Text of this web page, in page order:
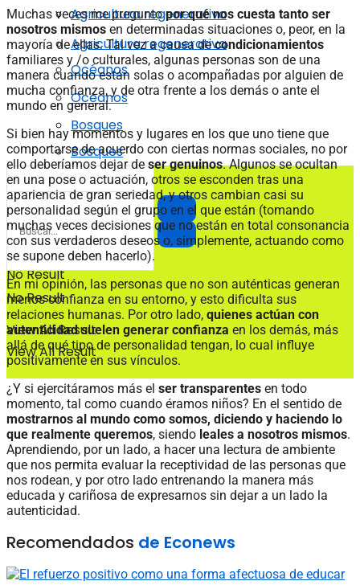
Agricultura regenerativa
Océanos
Bosques
No Result
View All Result
Agricultura regenerativa
Océanos
Bosques
No Result
View All Result
Muchas veces me preguntopor qué nos cuesta tanto ser
nosotros mismos en determinadas situaciones o, peor, en la
mayoría de ellas. Tal vez a causa decondicionamientos
familiares y /o culturales, algunas personas son de una
manera cuando están solas o acompañadas por alguien de
mucha confianza, y de otra frente a los demás o ante el
mundo en general.
Si bien hay momentos y lugares en los que uno tiene que
comportarse de acuerdo con ciertas normas sociales, no por
ello deberíamos dejar deser genuinos. Algunos se ocultan
en una pose o actuación, otros se esconden tras una
apariencia de gran seriedad, y otros cambian casi su
personalidad según el grupo en el que están (tomando
muchas veces decisiones que no están en total consonancia
con sus verdaderos deseos o, simplemente, actuando como
se supone deben hacerlo).
En mi opinión, las personas que no son auténticas generan
menos confianza en su entorno, y esto dificulta sus
relaciones humanas. Por otro lado, quienes actúan con
autenticidad suelen generar confianza en los demás, más
allá de qué tipo de personalidad tengan, lo cual influye
positivamente en sus vínculos.
¿Y si ejercitáramos más el ser transparentes en todo
momento, tal como cuando éramos niños? En el sentido de
mostrarnos al mundo como somos, diciendo y haciendo lo
que realmente queremos, siendo leales a nosotros mismos.
Aprendiendo, por un lado, a hacer una lectura de ambiente
que nos permita evaluar la receptividad de las personas que
nos rodean, y por otro lado entrenando la manera más
educada y cariñosa de expresarnos sin dejar a un lado la
autenticidad.
Recomendados de Econews